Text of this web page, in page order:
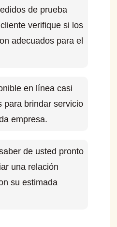
de prueba
verifique si los
adecuados para el
en línea casi
para brindar servicio
empresa.
de usted pronto
una relación
su estimada